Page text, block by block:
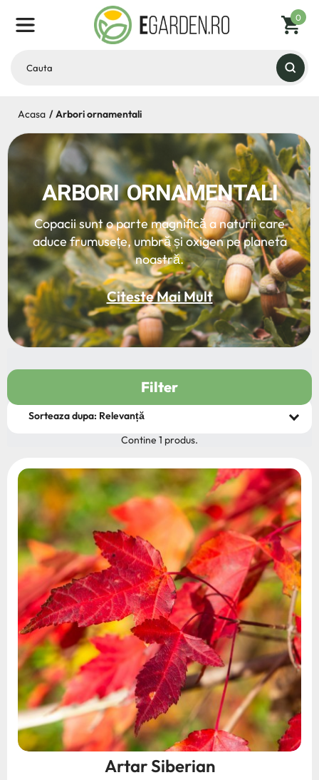
0
Acasa Arbori ornamentali
ARBORI ORNAMENTALI
Copacii sunt o parte magnifică a naturii care
aduce frumusețe, umbră și oxigen pe planeta
noastră.
Citeste Mai Mult
Contine 1 produs.
Filter
Artar Siberian